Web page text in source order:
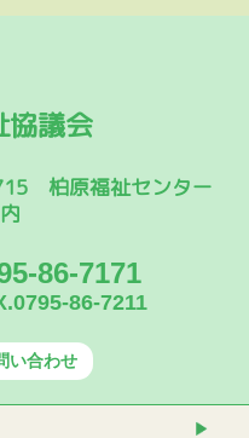
協議会
柏原福祉センター
86-7171
86-7211
い合わせ